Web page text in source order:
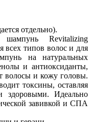
отдельно).
шампунь Revitalizing
всех типов волос и для
на натуральных
и антиоксиданты,
волосы и кожу головы.
токсины, оставляя
Идеально
завивкой и СПА